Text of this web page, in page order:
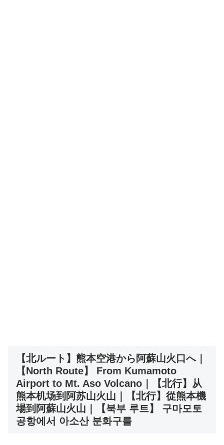
【北ルート】熊本空港から阿蘇山火口へ｜
【North Route】 From Kumamoto
Airport to Mt. Aso Volcano｜【北行】从
熊本机场到阿苏山火山｜【北行】從熊本機
場到阿蘇山火山｜【북부 루트】 구마모토
공항에서 아소산 분화구를